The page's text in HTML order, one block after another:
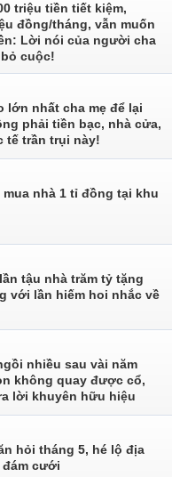
triệu tiền tiết kiệm,
đồng/tháng, vẫn muốn
Lời nói của người cha
cuộc!
lớn nhất cha mẹ để lại
phải tiền bạc, nhà cửa,
tế trần trụi này!
nhà 1 tỉ đồng tại khu
tậu nhà trăm tỷ tặng
với lần hiếm hoi nhắc về
nhiều sau vài năm
không quay được cổ,
lời khuyên hữu hiệu
hỏi tháng 5, hé lộ địa
đám cưới